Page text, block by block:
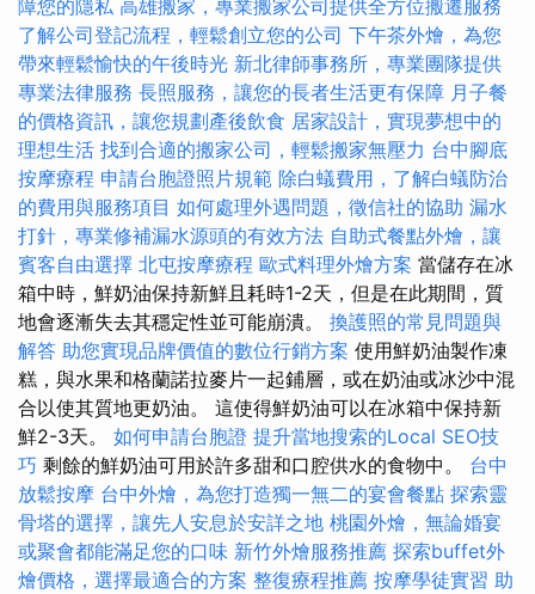
障您的隱私 高雄搬家，專業搬家公司提供全方位搬遷服務
了解公司登記流程，輕鬆創立您的公司 下午茶外燴，為您
帶來輕鬆愉快的午後時光 新北律師事務所，專業團隊提供
專業法律服務 長照服務，讓您的長者生活更有保障 月子餐
的價格資訊，讓您規劃產後飲食 居家設計，實現夢想中的
理想生活 找到合適的搬家公司，輕鬆搬家無壓力 台中腳底
按摩療程 申請台胞證照片規範 除白蟻費用，了解白蟻防治
的費用與服務項目 如何處理外遇問題，徵信社的協助 漏水
打針，專業修補漏水源頭的有效方法 自助式餐點外燴，讓
賓客自由選擇 北屯按摩療程 歐式料理外燴方案 當儲存在冰
箱中時，鮮奶油保持新鮮且耗時1-2天，但是在此期間，質
地會逐漸失去其穩定性並可能崩潰。 換護照的常見問題與
解答 助您實現品牌價值的數位行銷方案 使用鮮奶油製作凍
糕，與水果和格蘭諾拉麥片一起鋪層，或在奶油或冰沙中混
合以使其質地更奶油。 這使得鮮奶油可以在冰箱中保持新
鮮2-3天。 如何申請台胞證 提升當地搜索的Local SEO技
巧 剩餘的鮮奶油可用於許多甜和口腔供水的食物中。 台中
放鬆按摩 台中外燴，為您打造獨一無二的宴會餐點 探索靈
骨塔的選擇，讓先人安息於安詳之地 桃園外燴，無論婚宴
或聚會都能滿足您的口味 新竹外燴服務推薦 探索buffet外
燴價格，選擇最適合的方案 整復療程推薦 按摩學徒實習 助